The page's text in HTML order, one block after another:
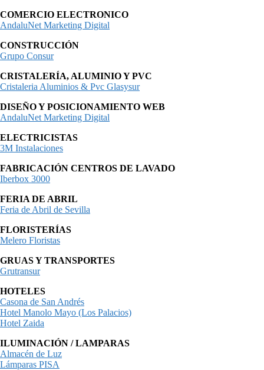
COMERCIO ELECTRONICO
AndaluNet Marketing Digital
CONSTRUCCIÓN
Grupo Consur
CRISTALERÍA, ALUMINIO Y PVC
Cristaleria Aluminios & Pvc Glasysur
DISEÑO Y POSICIONAMIENTO WEB
AndaluNet Marketing Digital
ELECTRICISTAS
3M Instalaciones
FABRICACIÓN CENTROS DE LAVADO
Iberbox 3000
FERIA DE ABRIL
Feria de Abril de Sevilla
FLORISTERÍAS
Melero Floristas
GRUAS Y TRANSPORTES
Grutransur
HOTELES
Casona de San Andrés
Hotel Manolo Mayo (Los Palacios)
Hotel Zaida
ILUMINACIÓN / LAMPARAS
Almacén de Luz
Lámparas PISA